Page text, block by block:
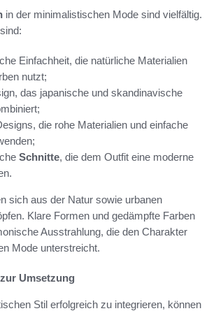
in der minimalistischen Mode sind vielfältig.
Einfachheit, die natürliche Materialien
nutzt;
das japanische und skandinavische
die rohe Materialien und einfache
Schnitte, die dem Outfit eine moderne
sich aus der Natur sowie urbanen
Klare Formen und gedämpfte Farben
Ausstrahlung, die den Charakter
Mode unterstreicht.
Umsetzung
Stil erfolgreich zu integrieren, können